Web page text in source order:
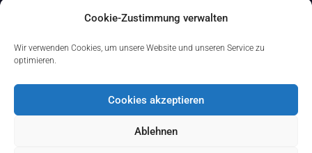
Cookie-Zustimmung verwalten
Wir verwenden Cookies, um unsere Website und unseren Service zu
optimieren.
Cookies akzeptieren
Ablehnen